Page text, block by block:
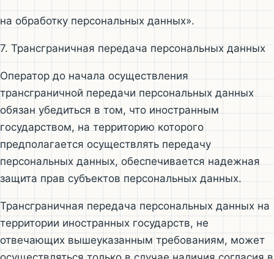
на обработку персональных данных».
7. Трансграничная передача персональных данных
Оператор до начала осуществления
трансграничной передачи персональных данных
обязан убедиться в том, что иностранным
государством, на территорию которого
предполагается осуществлять передачу
персональных данных, обеспечивается надежная
защита прав субъектов персональных данных.
Трансграничная передача персональных данных на
территории иностранных государств, не
отвечающих вышеуказанным требованиям, может